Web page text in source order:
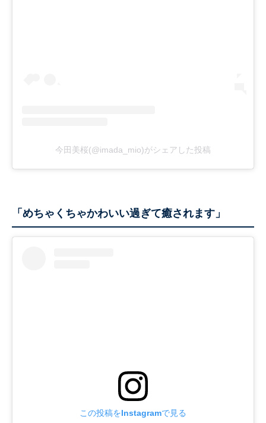
今田美桜(@imada_mio)がシェアした投稿
「めちゃくちゃかわいい過ぎて癒されます」
この投稿をInstagramで見る